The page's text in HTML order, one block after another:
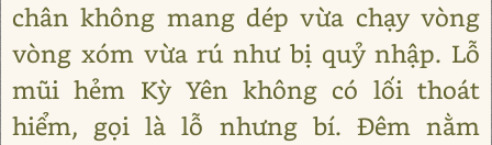
chân không mang dép vừa chạy vòng
vòng xóm vừa rú như bị quỷ nhập. Lỗ
mũi hẻm Kỳ Yên không có lối thoát
hiểm, gọi là lỗ nhưng bí. Đêm nằm